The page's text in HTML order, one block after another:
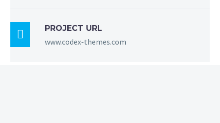
 PROJECT URL
www.codex-themes.com